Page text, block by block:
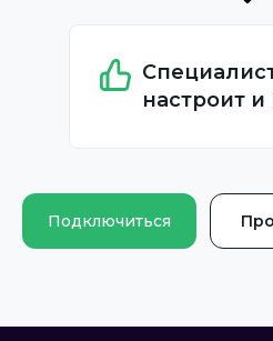
настроит
Подключиться